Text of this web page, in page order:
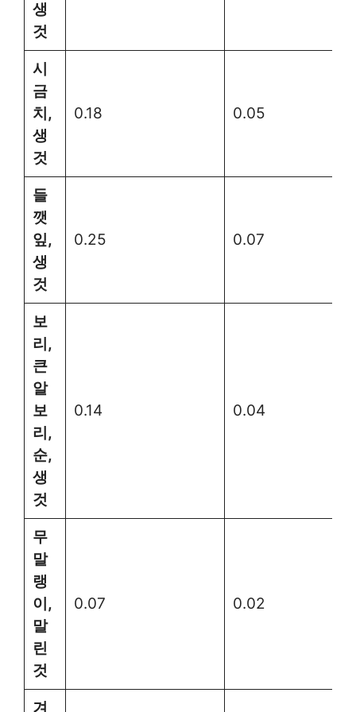
생
것
시
금
치,
생
것
0.18 0.05
들
깻
잎,
생
것
0.25 0.07
보
리,
큰
알
보
리,
순,
생
것
0.14 0.04
무
말
랭
이,
말
린
것
0.07 0.02
겨